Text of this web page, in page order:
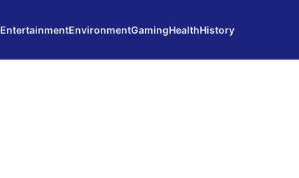
EntertainmentEnvironmentGamingHealthHistory